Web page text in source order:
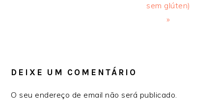
sem glúten)
»
LEITOR
DEIXE UM COMENTÁRIO
O seu endereço de email não será publicado.